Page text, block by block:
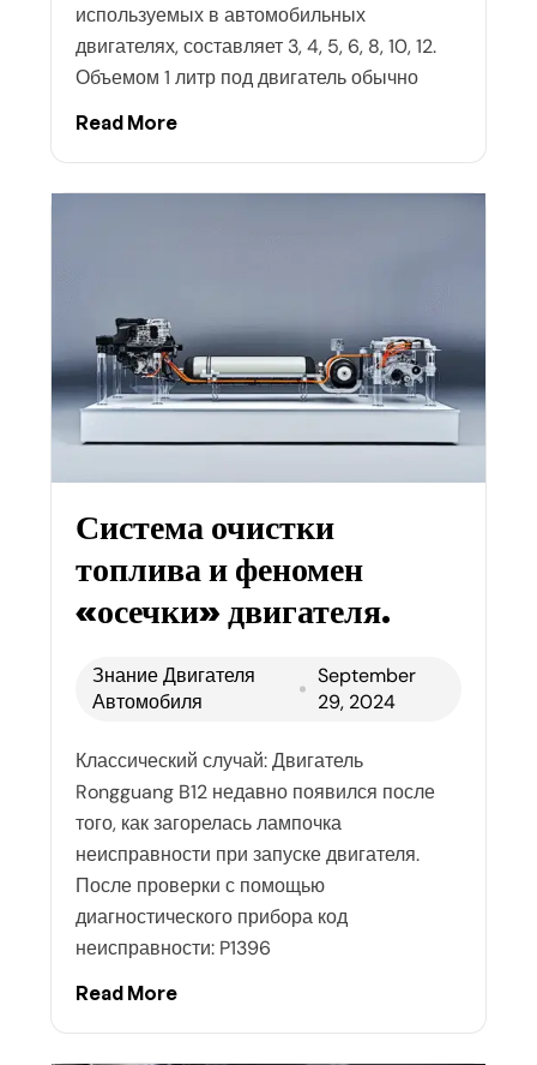
используемых в автомобильных
двигателях, составляет 3, 4, 5, 6, 8, 10, 12.
Объемом 1 литр под двигатель обычно
Read More
Система очистки
топлива и феномен
«осечки» двигателя.
Знание Двигателя
Автомобиля
September
29, 2024
Классический случай: Двигатель
Rongguang B12 недавно появился после
того, как загорелась лампочка
неисправности при запуске двигателя.
После проверки с помощью
диагностического прибора код
неисправности: P1396
Read More